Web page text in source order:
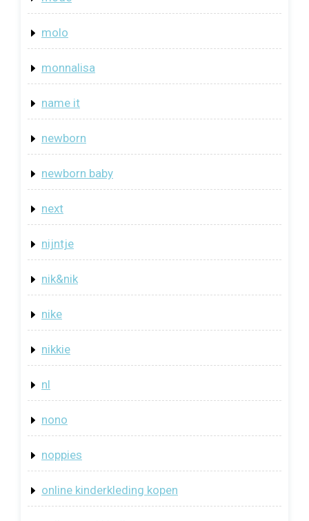
molo
monnalisa
name it
newborn
newborn baby
next
nijntje
nik&nik
nike
nikkie
nl
nono
noppies
online kinderkleding kopen